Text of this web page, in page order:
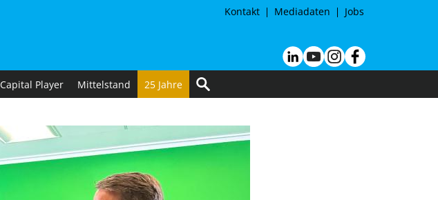
Kontakt Mediadaten Jobs
Capital Player Mittelstand 25 Jahre